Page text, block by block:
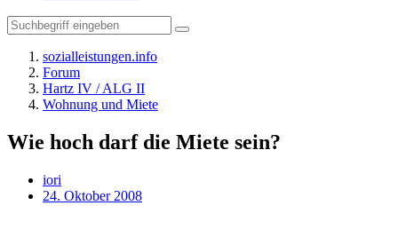
sozialleistungen.info
Forum
Hartz IV / ALG II
Wohnung und Miete
Wie hoch darf die Miete sein?
iori
24. Oktober 2008